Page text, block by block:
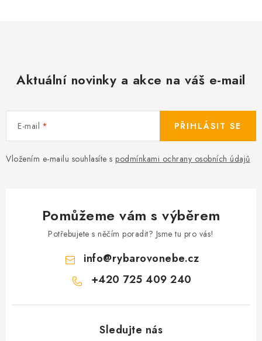
Aktuální novinky a akce na váš e-mail
E-mail
Vložením e-mailu souhlasíte s podmínkami ochrany osobních údajů
PŘIHLÁSIT SE
Pomůžeme vám s výběrem
Potřebujete s něčím poradit? Jsme tu pro vás!
info@rybarovonebe.cz
+420 725 409 240